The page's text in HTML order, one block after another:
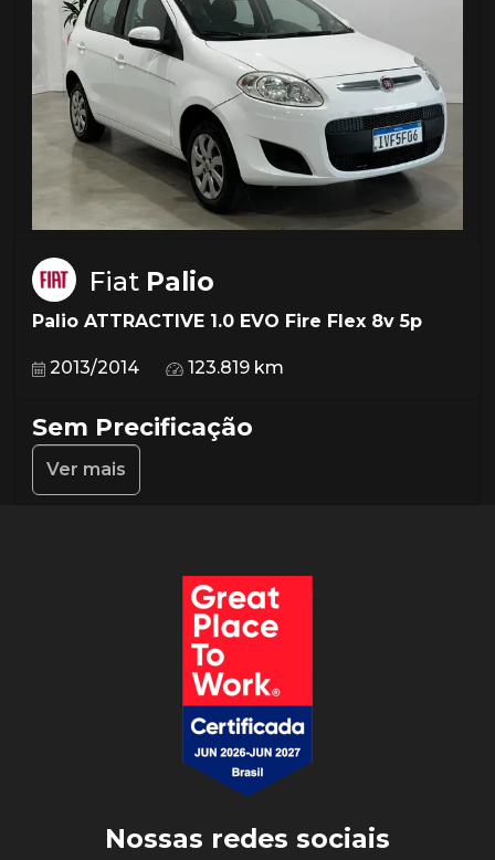
Fiat Palio
Palio ATTRACTIVE 1.0 EVO Fire Flex 8v 5p
2013/2014 123.819 km
Sem Precificação
Ver mais
Nossas redes sociais